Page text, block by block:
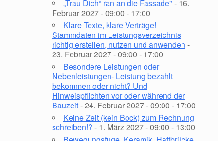
„Trau Dich“ ran an die Fassade" - 16.
Februar 2027 - 09:00 - 17:00
Klare Texte, klare Verträge!
Stammdaten im Leistungsverzeichnis
richtig erstellen, nutzen und anwenden -
23. Februar 2027 - 09:00 - 17:00
Besondere Leistungen oder
Nebenleistungen- Leistung bezahlt
bekommen oder nicht? Und
Hinweispflichten vor oder während der
Bauzeit- 24. Februar 2027 - 09:00 - 17:00
Keine Zeit (kein Bock) zum Rechnung
schreiben!? - 1. März 2027 - 09:00 - 13:00